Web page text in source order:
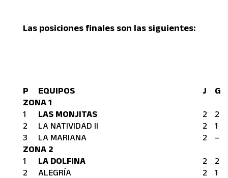
Las posiciones finales son las siguientes:
P EQUIPOS J
G
ZONA 1
1
LAS MONJITAS 2
2
2
LA NATIVIDAD II 2
1
3
LA MARIANA 2
–
ZONA 2
1
LA DOLFINA 2
2
2
ALEGRÍA 2
1